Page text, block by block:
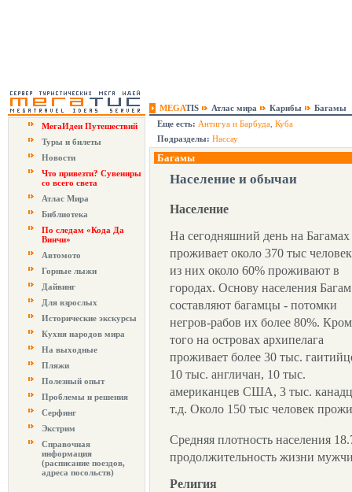
MEGATIS Атлас мира Карибы
Багамы
МегаИдеи Путешествий
Туры и билеты
Новости
Что привезти? Сувениры
со всего света
Атлас Мира
Библиотека
По следам «Кода Да
Винчи»
Автомото
Горные лыжи
Дайвинг
Для взрослых
Исторические экскурсы
Кухня народов мира
На выходные
Пляжи
Полезный опыт
Проблемы и решения
Серфинг
Экстрим
Справочная
информация
(расписание поездов,
адреса посольств)
Еще есть: Антигуа и Барбуда Куба
Подразделы: Нассау
Багамы
Население и обычаи
Население
На сегодняшний день на Багамах
проживает около 370 тыс
из них около 60% проживают в
городах. Основу населения Багам
составляют багамцы - потомки
негров-рабов их более 80%.
того на островах архипелага
проживает более 30 тыс.
10 тыс. англичан, 10 тыс.
американцев США, 3 тыс.
т.д. Около 150 тыс человек
Средняя плотность населения
продолжительность жизни
Религия